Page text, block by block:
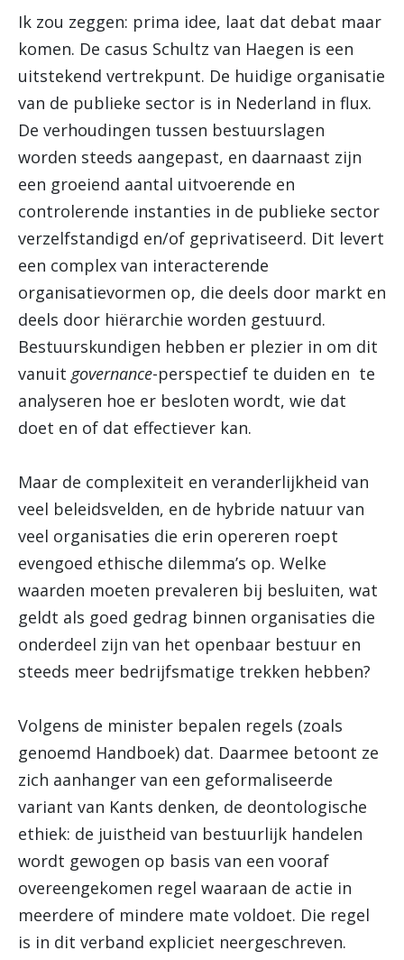
Ik zou zeggen: prima idee, laat dat debat maar
komen. De casus Schultz van Haegen is een
uitstekend vertrekpunt. De huidige organisatie
van de publieke sector is in Nederland in flux.
De verhoudingen tussen bestuurslagen
worden steeds aangepast, en daarnaast zijn
een groeiend aantal uitvoerende en
controlerende instanties in de publieke sector
verzelfstandigd en/of geprivatiseerd. Dit levert
een complex van interacterende
organisatievormen op, die deels door markt en
deels door hiërarchie worden gestuurd.
Bestuurskundigen hebben er plezier in om dit
vanuit governance-perspectief te duiden en te
analyseren hoe er besloten wordt, wie dat
doet en of dat effectiever kan.
Maar de complexiteit en veranderlijkheid van
veel beleidsvelden, en de hybride natuur van
veel organisaties die erin opereren roept
evengoed ethische dilemma’s op. Welke
waarden moeten prevaleren bij besluiten, wat
geldt als goed gedrag binnen organisaties die
onderdeel zijn van het openbaar bestuur en
steeds meer bedrijfsmatige trekken hebben?
Volgens de minister bepalen regels (zoals
genoemd Handboek) dat. Daarmee betoont ze
zich aanhanger van een geformaliseerde
variant van Kants denken, de deontologische
ethiek: de juistheid van bestuurlijk handelen
wordt gewogen op basis van een vooraf
overeengekomen regel waaraan de actie in
meerdere of mindere mate voldoet. Die regel
is in dit verband expliciet neergeschreven.